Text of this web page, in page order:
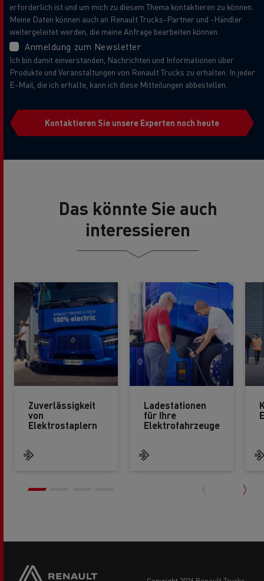
erforderlich ist und um mich zu diesem Thema kontaktieren zu können.
Meine Daten können auch an Renault Trucks-Partner und -Händler
weitergeleitet werden, die meine Anfrage bearbeiten können.
Anmeldung zum Newsletter
Ich bin damit einverstanden, Nachrichten und Informationen über
Produkte und Veranstaltungen von Renault Trucks zu erhalten. In jeder
E-Mail, die ich erhalte, kann ich diese Mitteilungen abbestellen.
Kontaktieren Sie unsere Experten noch heute
Das könnte Sie auch
interessieren
Zuverlässigkeit
von
Elektrostaplern
Ladestationen
für Ihre
Elektrofahrzeuge
buttons